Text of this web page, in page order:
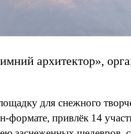
архитектор»,
для снежного
привлёк 14